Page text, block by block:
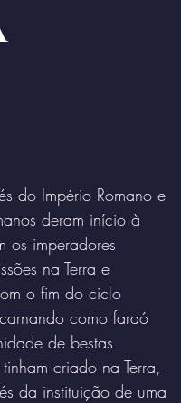
do Império Romano e
deram início à
os imperadores
na Terra e
o fim do ciclo
como faraó
de bestas
criado na Terra,
da instituição de uma